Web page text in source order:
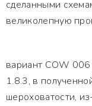
сделанными
великолепную
вариант COW
1.8.3, в
шероховатости,